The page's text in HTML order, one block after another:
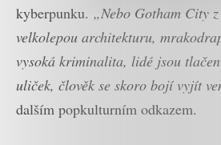
kyberpunku. „Nebo Gotham City
velkolepou architekturu,
vysoká kriminalita, lidé jsou
uliček, člověk se skoro bojí vyjít
dalším popkulturním odkazem.